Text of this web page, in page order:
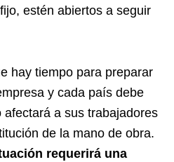
estén abiertos a seguir
hay tiempo para preparar
y cada país debe
a sus trabajadores
de la mano de obra.
requerirá una